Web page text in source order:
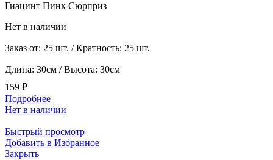
Гиацинт Пинк Сюрприз
Нет в наличии
Заказ от: 25 шт. / Кратность: 25 шт.
Длина: 30см / Высота: 30см
159 ₽
Подробнее
Нет в наличии
Быстрый просмотр
Добавить в Избранное
Закрыть